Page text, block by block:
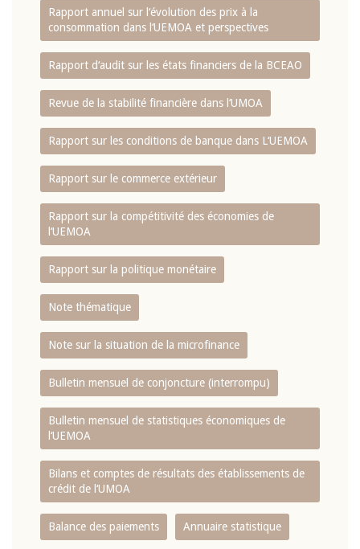
Rapport annuel sur l‘évolution des prix à la
consommation dans l‘UEMOA et perspectives
Rapport d‘audit sur les états financiers de la BCEAO
Revue de la stabilité financière dans l‘UMOA
Rapport sur les conditions de banque dans L‘UEMOA
Rapport sur le commerce extérieur
Rapport sur la compétitivité des économies de
l‘UEMOA
Rapport sur la politique monétaire
Note thématique
Note sur la situation de la microfinance
Bulletin mensuel de conjoncture (interrompu)
Bulletin mensuel de statistiques économiques de
l‘UEMOA
Bilans et comptes de résultats des établissements de
crédit de l‘UMOA
Balance des paiements Annuaire statistique